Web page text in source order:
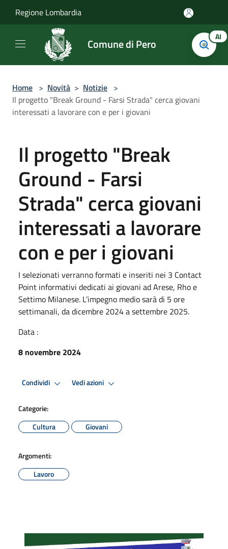
Regione Lombardia
Comune di Pero AI
Home > Novità > Notizie >
Il progetto "Break Ground - Farsi Strada" cerca giovani
interessati a lavorare con e per i giovani
Il progetto "Break
Ground - Farsi
Strada" cerca giovani
interessati a lavorare
con e per i giovani
I selezionati verranno formati e inseriti nei 3 Contact
Point informativi dedicati ai giovani ad Arese, Rho e
Settimo Milanese. L’impegno medio sarà di 5 ore
settimanali, da dicembre 2024 a settembre 2025.
Data :
8 novembre 2024
Condividi Vedi azioni
Categorie:
Cultura
Giovani
Argomenti:
Lavoro